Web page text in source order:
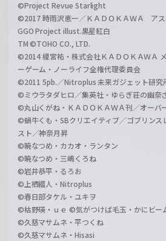
©Project Revue Starlight
©2017 時雨沢恵一／ＫＡＤＯＫＡＷＡ アス
GGO Project illust.黒星紅白
TM ©TOHO CO., LTD.
©2014 榎宮祐・株式会社ＫＡＤＯＫＡＷＡ
ーゲーム・ノーライフ全権代理委員会
©2011 5pb.／Nitroplus 未来ガジェット研究
©ミウラタダヒロ／集英社・ゆらぎ荘の幽奈
©丸山くがね・ＫＡＤＯＫＡＷＡ刊／オーバ
©蝸牛くも・SBクリエイティブ／ゴブリン
スト／神奈月昇
©暁なつめ・カカオ・ランタン
©暁なつめ・三嶋くろね
©岩井恭平・るろお
©上栖綴人・Nitroplus
©春日部タケル・ユキヲ
©枯野瑛・ｕｅ ©気がつけば毛玉・かにビー
©久慈マサムネ・平つくね
©久慈マサムネ・Hisasi